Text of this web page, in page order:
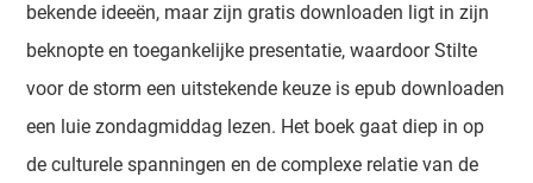
bekende ideeën, maar zijn gratis downloaden ligt in zijn
beknopte en toegankelijke presentatie, waardoor Stilte
voor de storm een uitstekende keuze is epub downloaden
een luie zondagmiddag lezen. Het boek gaat diep in op
de culturele spanningen en de complexe relatie van de